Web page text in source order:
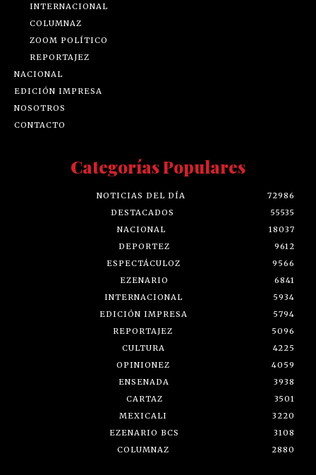
INTERNACIONAL
COLUMNAZ
ZOOM POLÍTICO
REPORTAJEZ
NACIONAL
EDICIÓN IMPRESA
NOSOTROS
CONTACTO
Categorías Populares
NOTICIAS DEL DÍA
72986
DESTACADOS
55535
NACIONAL
18037
DEPORTEZ
9612
ESPECTÁCULOZ
9566
EZENARIO
6841
INTERNACIONAL
5934
EDICIÓN IMPRESA
5794
REPORTAJEZ
5096
CULTURA
4225
OPINIONEZ
4059
ENSENADA
3938
CARTAZ
3501
MEXICALI
3220
EZENARIO BCS
3108
COLUMNAZ
2880